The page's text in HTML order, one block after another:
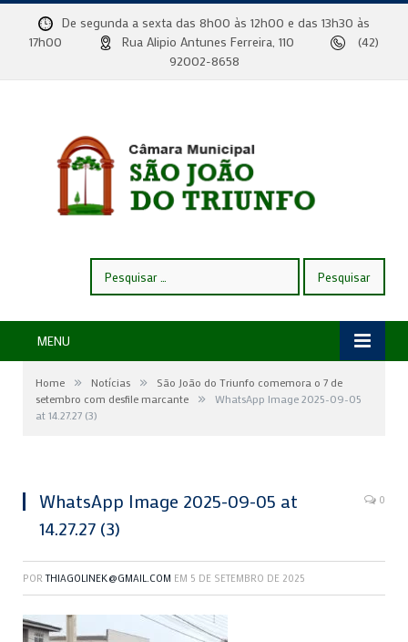
De segunda a sexta das 8h00 às 12h00 e das 13h30 às
17h00
Rua Alipio Antunes Ferreira, 110
(42)
92002-8658
por:
MENU
Home » Notícias »
São João do Triunfo comemora o 7 de
setembro com desfile marcante
»
WhatsApp Image 2025-09-05
at 14.27.27 (3)
WhatsApp Image 2025-09-05 at
14.27.27 (3)
0
PORTHIAGOLINEK@GMAIL.COM EM 5 DE SETEMBRO DE 2025